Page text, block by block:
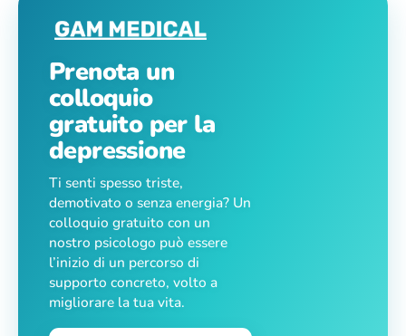
Prenota un
colloquio
gratuito per la
depressione
Ti senti spesso triste,
demotivato o senza energia? Un
colloquio gratuito con un
nostro psicologo può essere
l’inizio di un percorso di
supporto concreto, volto a
migliorare la tua vita.